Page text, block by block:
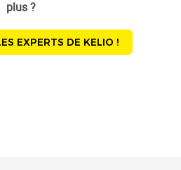
plus ?
EXPERTS DE KELIO !